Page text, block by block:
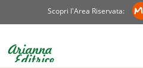
Scopri l'Area Riservata: